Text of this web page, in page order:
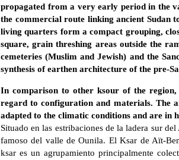
propagated from a very early period in the
the commercial route linking ancient Sudan
living quarters form a compact grouping,
square, grain threshing areas outside the
cemeteries (Muslim and Jewish) and the
synthesis of earthen architecture of the pre-
In comparison to other ksour of the
regard to configuration and materials. The
adapted to the climatic conditions and are in
Situado en las estribaciones de la ladera sur
famoso del valle de Ounila. El Ksar de Aït-
ksar es un agrupamiento principalmente